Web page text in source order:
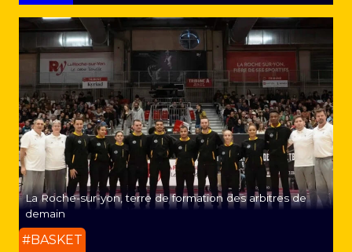
La Roche-sur-yon, terre de formation des arbitres de
demain
#BASKET